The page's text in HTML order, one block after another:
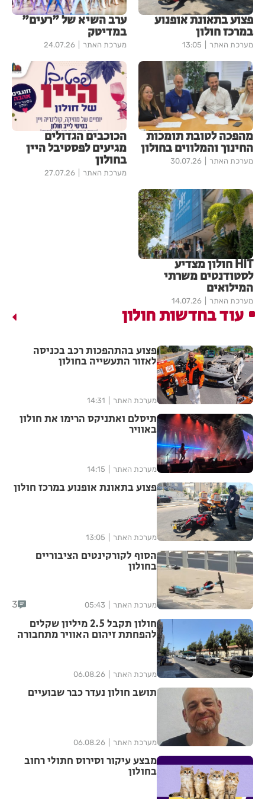
פצוע בתאונת אופנוע
במרכז חולון
מערכת האתר 13:05
ערב השיא של "רעים"
במדיטק
מערכת האתר 24.07.26
מהפכה לטובת תומכות
החינוך והמלווים בחולון
מערכת האתר 30.07.26
הכוכבים הגדולים
מגיעים לפסטיבל היין
בחולון
מערכת האתר 27.07.26
HIT חולון מצדיע
לסטודנטים משרתי
המילואים
מערכת האתר 14.07.26
עוד בחדשות חולון
פצוע בהתהפכות רכב בכניסה
לאזור התעשייה בחולון
מערכת האתר 14:31
תיסלם ואתניקס הרימו את חולון
באוויר
מערכת האתר 14:15
פצוע בתאונת אופנוע במרכז חולון
מערכת האתר 13:05
הסוף לקורקינטים הציבוריים
בחולון
מערכת האתר 05:43
3
חולון תקבל 2.5 מיליון שקלים
להפחתת זיהום האוויר מתחבורה
מערכת האתר 06.08.26
תושב חולון נעדר כבר שבועיים
מערכת האתר 06.08.26
מבצע עיקור וסירוס חתולי רחוב
בחולון